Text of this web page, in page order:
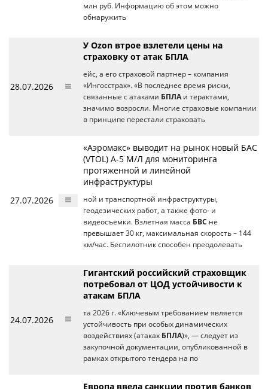
млн руб. Информацию об этом можно
обнаружить
28.07.2026
У Ozon втрое взлетели цены на
страховку от атак БПЛА
ейс, а его страховой партнер – компания
«Ингосстрах». «В последнее время риски,
связанные с атаками БПЛА и терактами,
значимо возросли. Многие страховые компании
в принципе перестали страховать
27.07.2026
«Аэромакс» выводит на рынок новый БАС
(VTOL) А-5 М/Л для мониторинга
протяженной и линейной
инфраструктуры
ной и транспортной инфраструктуры,
геодезических работ, а также фото- и
видеосъемки. Взлетная масса БВС не
превышает 30 кг, максимальная скорость – 144
км/час. Беспилотник способен преодолевать
24.07.2026
Гигантский российский страховщик
потребовал от ЦОД устойчивости к
атакам БПЛА
та 2026 г. «Ключевым требованием является
устойчивость при особых динамических
воздействиях (атаках БПЛА)», — следует из
закупочной документации, опубликованной в
рамках открытого тендера на по
Европа ввела санкции против банков